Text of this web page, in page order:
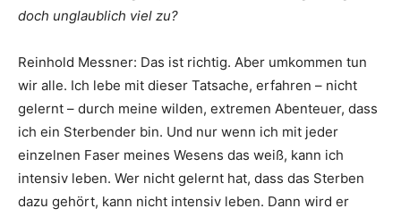
doch unglaublich viel zu?
Reinhold Messner: Das ist richtig. Aber umkommen tun
wir alle. Ich lebe mit dieser Tatsache, erfahren – nicht
gelernt – durch meine wilden, extremen Abenteuer, dass
ich ein Sterbender bin. Und nur wenn ich mit jeder
einzelnen Faser meines Wesens das weiß, kann ich
intensiv leben. Wer nicht gelernt hat, dass das Sterben
dazu gehört, kann nicht intensiv leben. Dann wird er